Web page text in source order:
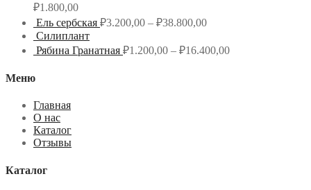
₽1.800,00
Ель сербская ₽3.200,00 – ₽38.800,00
Силиплант
Рябина Гранатная ₽1.200,00 – ₽16.400,00
Меню
Главная
О нас
Каталог
Отзывы
Каталог